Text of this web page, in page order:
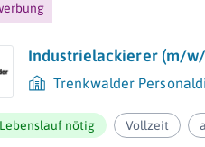
Industrielackierer (m/
Trenkwalder
nötig Vollzeit